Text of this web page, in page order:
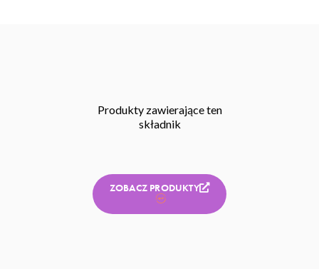
Produkty zawierające ten
składnik
ZOBACZ PRODUKTY